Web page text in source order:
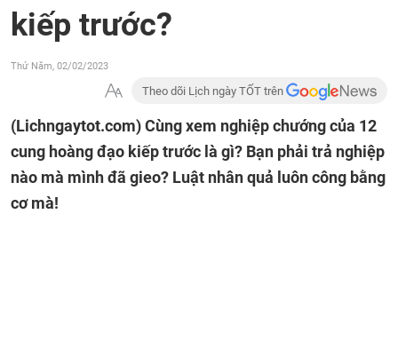
kiếp trước?
Thứ Năm, 02/02/2023
Theo dõi Lịch ngày TỐT trên
(Lichngaytot.com)Cùng xem nghiệp chướng của 12
cung hoàng đạo kiếp trước là gì? Bạn phải trả nghiệp
nào mà mình đã gieo? Luật nhân quả luôn công bằng
cơ mà!